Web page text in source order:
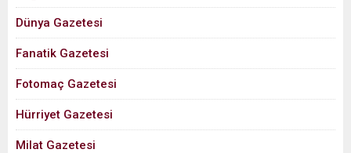
Dünya Gazetesi
Fanatik Gazetesi
Fotomaç Gazetesi
Hürriyet Gazetesi
Milat Gazetesi